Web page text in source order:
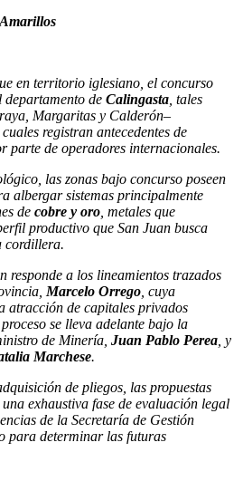
en territorio iglesiano, el concurso
departamento de Calingasta , tales
Margaritas y Calderón–
registran antecedentes de
parte de operadores internacionales.
las zonas bajo concurso poseen
albergar sistemas principalmente
de cobre y oro , metales que
productivo que San Juan busca
cordillera.
responde a los lineamientos trazados
Marcelo Orrego , cuya
atracción de capitales privados
se lleva adelante bajo la
de Minería, Juan Pablo Perea , y
Marchese.
de pliegos, las propuestas
exhaustiva fase de evaluación legal
de la Secretaría de Gestión
para determinar las futuras